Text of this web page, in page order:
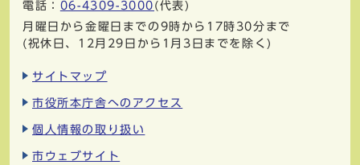
電話： 06-4309-3000 (代表)
月曜日から金曜日までの9時から17時30分まで
(祝休日、12月29日から1月3日までを除く)
サイトマップ
市役所本庁舎へのアクセス
個人情報の取り扱い
市ウェブサイト